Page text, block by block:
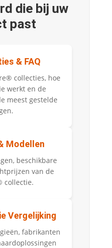
die bij uw
past
& FAQ
collecties, hoe
werkt en de
meest gestelde
Modellen
beschikbare
van de
collectie.
Vergelijking
fabrikanten